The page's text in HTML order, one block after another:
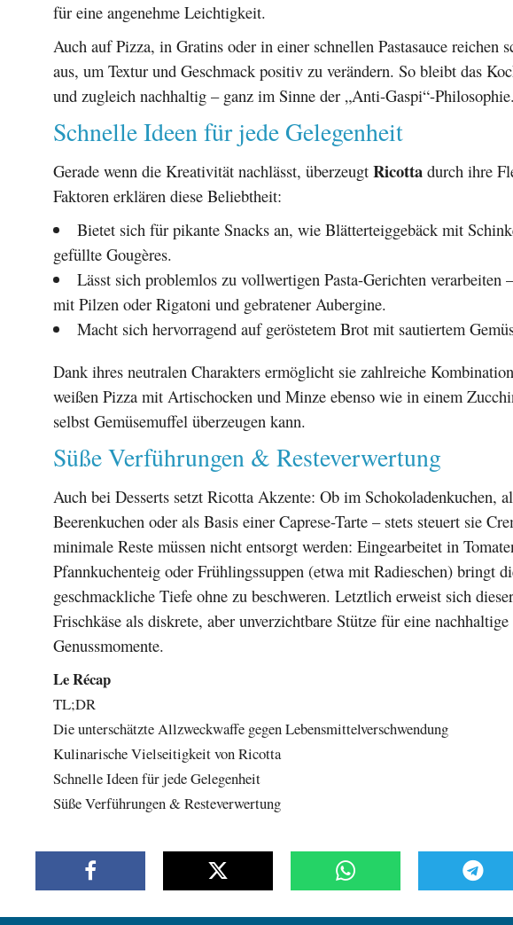
für eine angenehme Leichtigkeit.
Auch auf Pizza, in Gratins oder in einer schnellen Pastasauce reichen
aus, um Textur und Geschmack positiv zu verändern. So bleibt das
und zugleich nachhaltig – ganz im Sinne der „Anti-Gaspi“-Philosophie.
Schnelle Ideen für jede Gelegenheit
Gerade wenn die Kreativität nachlässt, überzeugt Ricotta durch ihre
Faktoren erklären diese Beliebtheit:
Bietet sich für pikante Snacks an, wie Blätterteiggebäck mit
gefüllte Gougères.
Lässt sich problemlos zu vollwertigen Pasta-Gerichten verarbeiten
mit Pilzen oder Rigatoni und gebratener Aubergine.
Macht sich hervorragend auf geröstetem Brot mit sautiertem
Dank ihres neutralen Charakters ermöglicht sie zahlreiche
weißen Pizza mit Artischocken und Minze ebenso wie in einem
selbst Gemüsemuffel überzeugen kann.
Süße Verführungen & Resteverwertung
Auch bei Desserts setzt Ricotta Akzente: Ob im Schokoladenkuchen,
Beerenkuchen oder als Basis einer Caprese-Tarte – stets steuert sie
minimale Reste müssen nicht entsorgt werden: Eingearbeitet in
Pfannkuchenteig oder Frühlingssuppen (etwa mit Radieschen) bringt
geschmackliche Tiefe ohne zu beschweren. Letztlich erweist sich
Frischkäse als diskrete, aber unverzichtbare Stütze für eine
Genussmomente.
Le Récap
TL;DR
Die unterschätzte Allzweckwaffe gegen Lebensmittelverschwendung
Kulinarische Vielseitigkeit von Ricotta
Schnelle Ideen für jede Gelegenheit
Süße Verführungen & Resteverwertung